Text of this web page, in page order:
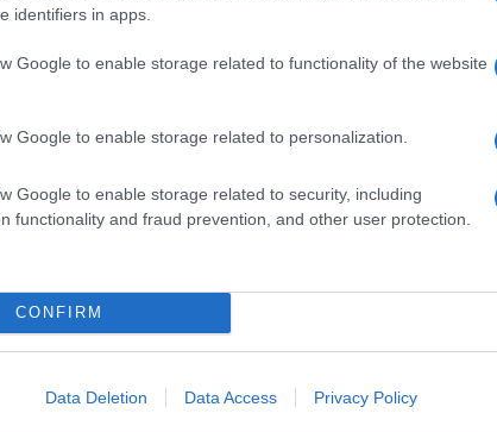
identifiers in apps.
Google to enable storage related to functionality of the website
Google to enable storage related to personalization.
Google to enable storage related to security, including
functionality and fraud prevention, and other user protection.
CONFIRM
Data Deletion Data Access Privacy Policy